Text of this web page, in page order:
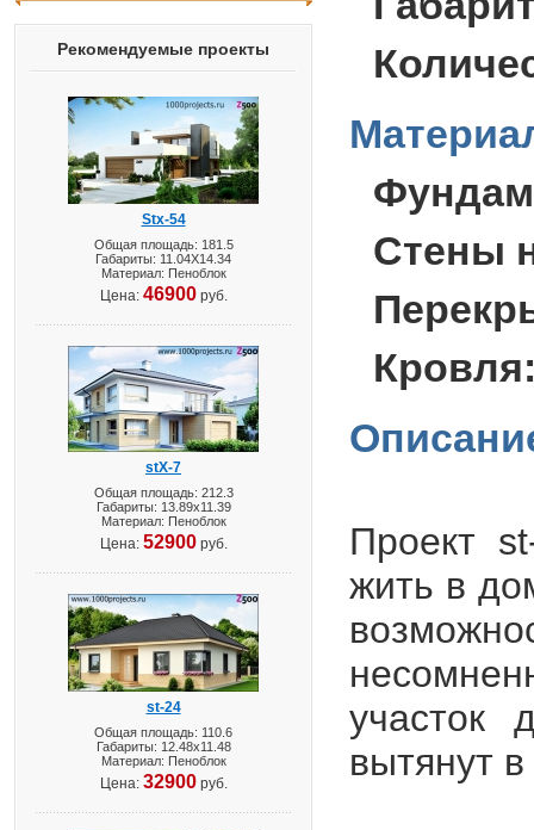
Рекомендуемые проекты
Stx-54
Общая площадь: 181.5
Габариты: 11.04X14.34
Материал: Пеноблок
Цена: 46900руб.
stX-7
Общая площадь: 212.3
Габариты: 13.89х11.39
Материал: Пеноблок
Цена: 52900руб.
st-24
Общая площадь: 110.6
Габариты: 12.48х11.48
Материал: Пеноблок
Цена: 32900руб.
Стены
Проект
жить в
участок
вытянут